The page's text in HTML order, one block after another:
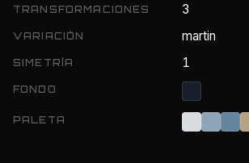
TRANSFORMACIONES 3
VARIACIÓN martin
SIMETRÍA 1
FONDO
PALETA